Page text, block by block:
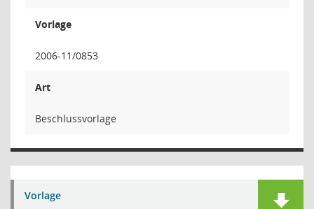
Vorlage
2006-11/0853
Art
Beschlussvorlage
Vorlage